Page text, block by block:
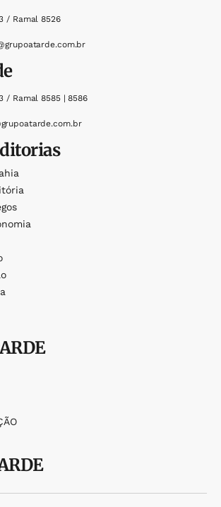
/ Ramal 8526
/ Ramal 8585 | 8586